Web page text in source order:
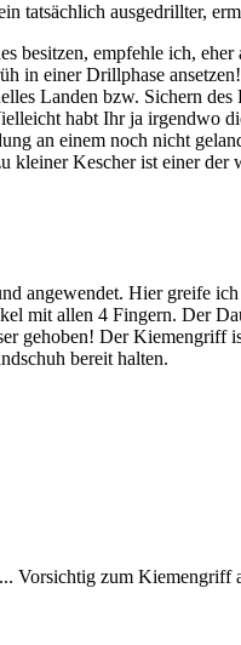
tatsächlich ausgedrillter,
besitzen, empfehle ich,
in einer Drillphase
Landen bzw. Sichern
habt Ihr ja irgendwo
an einem noch nicht
kleiner Kescher ist einer
angewendet. Hier greife
mit allen 4 Fingern. Der
gehoben! Der Kiemengriff
bereit halten.
zum Kiemengriff